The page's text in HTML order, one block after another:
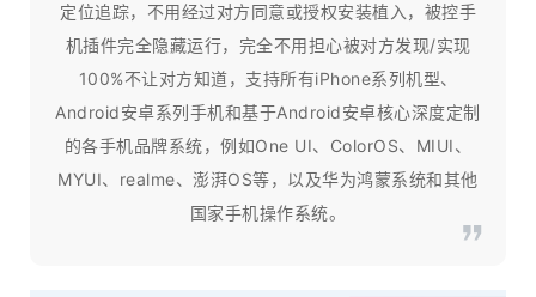
定位追踪，不用经过对方同意或授权安装植入，被控手
机插件完全隐藏运行，完全不用担心被对方发现/实现
100%不让对方知道，支持所有iPhone系列机型、
Android安卓系列手机和基于Android安卓核心深度定制
的各手机品牌系统，例如One UI、ColorOS、MIUI、
MYUI、realme、澎湃OS等，以及华为鸿蒙系统和其他
国家手机操作系统。